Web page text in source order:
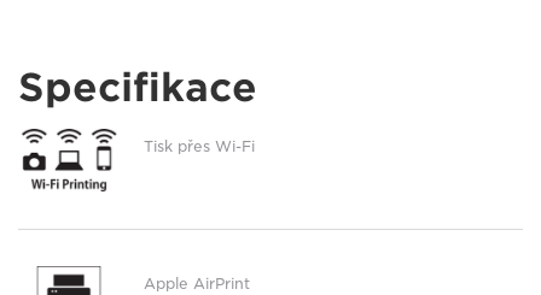
Specifikace
Tisk přes Wi-Fi
Apple AirPrint